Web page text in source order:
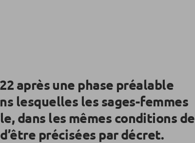
après une phase préalable
lesquelles les sages-femmes
dans les mêmes conditions de
précisées par décret.